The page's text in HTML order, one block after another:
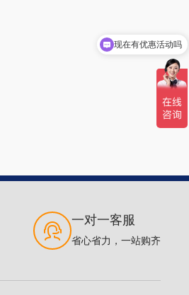
一对一客服
省心省力，一站购齐
可以介绍下你们的产品么
现在有优惠活动吗